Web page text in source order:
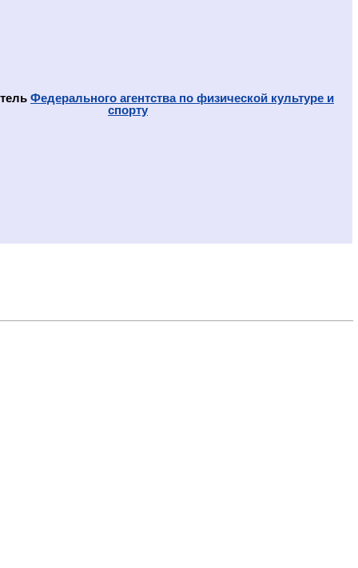
Федерального агентства по физической культуре и
спорту